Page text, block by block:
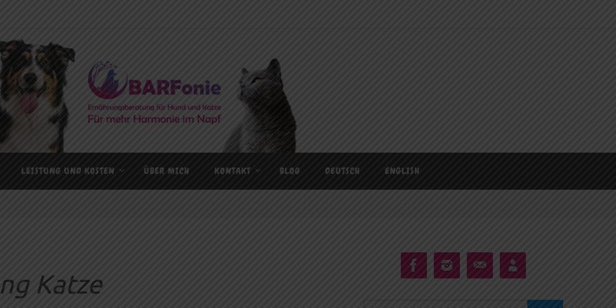
LEISTUNG UND KOSTEN ÜBER MICH KONTAKT BLOG DEUTSCH ENGLISH
Katze